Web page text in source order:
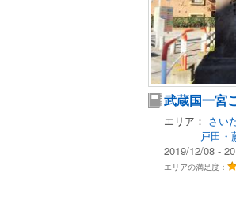
武蔵国一宮
エリア： さい
戸田・
2019/12/08 -
エリアの満足度：